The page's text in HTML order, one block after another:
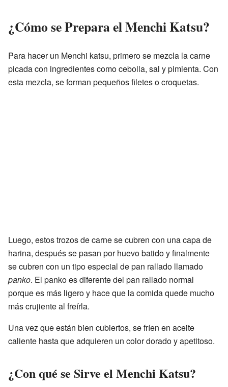
¿Cómo se Prepara el Menchi Katsu?
Para hacer un Menchi katsu, primero se mezcla la carne
picada con ingredientes como cebolla, sal y pimienta. Con
esta mezcla, se forman pequeños filetes o croquetas.
Luego, estos trozos de carne se cubren con una capa de
harina, después se pasan por huevo batido y finalmente
se cubren con un tipo especial de pan rallado llamado
panko. El panko es diferente del pan rallado normal
porque es más ligero y hace que la comida quede mucho
más crujiente al freírla.
Una vez que están bien cubiertos, se fríen en aceite
caliente hasta que adquieren un color dorado y apetitoso.
¿Con qué se Sirve el Menchi Katsu?